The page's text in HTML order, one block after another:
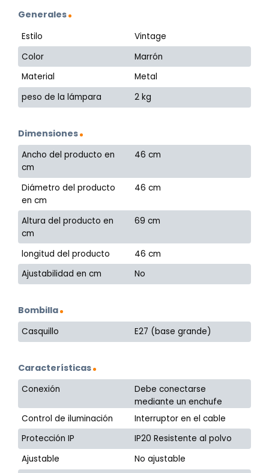
Generales
Estilo
Vintage
Color
Marrón
Material
Metal
peso de la lámpara
2 kg
Dimensiones
Ancho del producto en
cm
46 cm
Diámetro del producto
en cm
46 cm
Altura del producto en
cm
69 cm
longitud del producto
46 cm
Ajustabilidad en cm
No
Bombilla
Casquillo E27 (base grande)
Características
Conexión
Debe conectarse
mediante un enchufe
Control de iluminación
Interruptor en el cable
Protección IP
IP20 Resistente al polvo
Ajustable
No ajustable